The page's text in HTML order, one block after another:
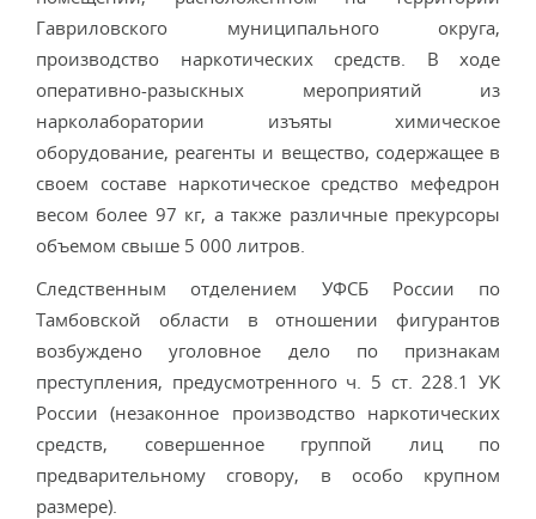
Гавриловского муниципального округа,
производство наркотических средств. В ходе
оперативно-разыскных мероприятий из
нарколаборатории изъяты химическое
оборудование, реагенты и вещество, содержащее в
своем составе наркотическое средство мефедрон
весом более 97 кг, а также различные прекурсоры
объемом свыше 5 000 литров.
Следственным отделением УФСБ России по
Тамбовской области в отношении фигурантов
возбуждено уголовное дело по признакам
преступления, предусмотренного ч. 5 ст. 228.1 УК
России (незаконное производство наркотических
средств, совершенное группой лиц по
предварительному сговору, в особо крупном
размере).